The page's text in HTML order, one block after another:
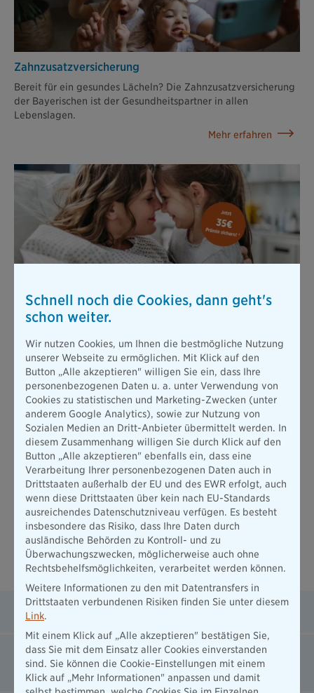
Zahn­zusatz­versicherung
Bereit für ein gesundes Lächeln? Die Zahnzusatzversicherung
der Bayerischen ist der Gesundheitspartner in allen
Lebenslagen.
Mehr erfahren
Mit unserer Krankenhauszusatzversicherung werden Sie im
Krankenhaus zum Privatpatienten – auch als Mitglied einer
Mehr erfahren
Arbeitskraftsicherung
Die Sicherung der Arbeitskraft ist ein wichtiges Thema, das
nicht nur Berufstätige betrifft, sondern auch schon für Kinder
wichtig sein kann. Die Fähigkeit, später im Leben arbeiten zu
können, ist entscheidend für diefinanzielle Unabhängigkeit
Bereits in jungen Jahren können Unfälle oder Krankheiten die
schulische und spätere berufliche Zukunft eines Kindes
beeinflussen. Daher ist es wichtig,frühzeitigüber
Versicherungen für Kinder nachzudenken, die die
Arbeitsfähigkeit und schulische Leistungsfähigkeit
DieGrundfähigkeitsversicherungund die
Berufsunfähigkeitsversicherungbieten hier wertvolle
Absicherungsmöglichkeiten.
Grundfähigkeitsversicherung für Kinder
Berufsunfähigkeitsversicherung für Schülerinnen
und Schüler
Schnell noch die Cookies, dann geht's
schon weiter.
Wir nutzen Cookies, um Ihnen die bestmögliche Nutzung
unserer Webseite zu ermöglichen. Mit Klick auf den
Button „Alle akzeptieren" willigen Sie ein, dass Ihre
personenbezogenen Daten u. a. unter Verwendung von
Cookies zu statistischen und Marketing-Zwecken (unter
anderem Google Analytics), sowie zur Nutzung von
Sozialen Medien an Dritt-Anbieter übermittelt werden. In
diesem Zusammenhang willigen Sie durch Klick auf den
Button „Alle akzeptieren" ebenfalls ein, dass eine
Verarbeitung Ihrer personenbezogenen Daten auch in
Drittstaaten außerhalb der EU und des EWR erfolgt, auch
wenn diese Drittstaaten über kein nach EU-Standards
ausreichendes Datenschutzniveau verfügen. Es besteht
insbesondere das Risiko, dass Ihre Daten durch
ausländische Behörden zu Kontroll- und zu
Überwachungszwecken, möglicherweise auch ohne
Rechtsbehelfsmöglichkeiten, verarbeitet werden können.
Weitere Informationen zu den mit Datentransfers in
Drittstaaten verbundenen Risiken finden Sie unter diesem
Link.
Mit einem Klick auf „Alle akzeptieren" bestätigen Sie,
dass Sie mit dem Einsatz aller Cookies einverstanden
sind. Sie können die Cookie-Einstellungen mit einem
Klick auf „Mehr Informationen" anpassen und damit